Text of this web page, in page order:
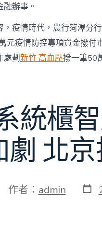
融辦事。
，疫情時代，農行菏澤分
元疫情防控專項資金撥付
處劃新竹 高血壓撥一筆50
統櫃
劇 北京
作者： admin 發
表